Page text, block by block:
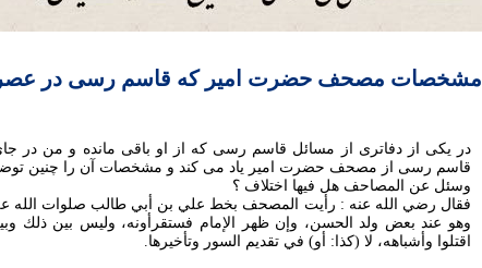
مشخصات مصحف حضرت امیر که قاسم رسی در عصر
در یکی از دفاتری از مسائل قاسم رسی که از او باقی مانده و من در
قاسم رسی از مصحف حضرت امیر یاد می کند و مشخصات آن را چنین
وسئل عن المصاحف هل فيها اختلاف ؟
فقال رضي الله عنه : رأيت المصحف بخط علي بن أبي طالب صلوات الله
وهو عند بعض ولد الحسن، وإن ظهر الإمام فستقرأونه، وليس بين ذلك وبين
اقتلوا وأشباهه، لا (کذا: أو) في تقديم السور وتأخيرها.